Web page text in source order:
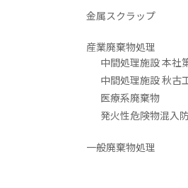
金属スクラップ
産業廃棄物処理
中間処理施設 本社
中間処理施設 秋古
医療系廃棄物
発火性危険物混入
一般廃棄物処理